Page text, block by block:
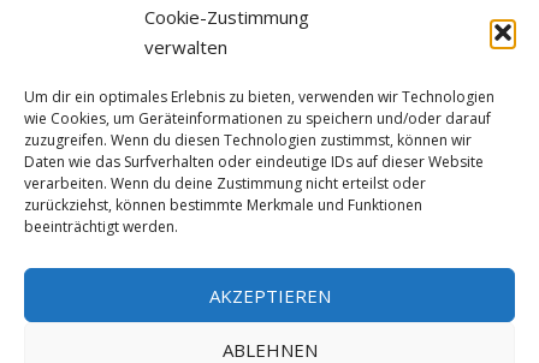
Cookie-Zustimmung
verwalten
Um dir ein optimales Erlebnis zu bieten, verwenden wir Technologien
wie Cookies, um Geräteinformationen zu speichern und/oder darauf
zuzugreifen. Wenn du diesen Technologien zustimmst, können wir
Daten wie das Surfverhalten oder eindeutige IDs auf dieser Website
verarbeiten. Wenn du deine Zustimmung nicht erteilst oder
zurückziehst, können bestimmte Merkmale und Funktionen
beeinträchtigt werden.
AKZEPTIEREN
ABLEHNEN
Vandalismus
Verkehr
Verkehrsunfall
Vermisst
Waffen